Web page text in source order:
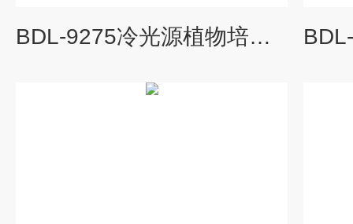
BDL-9275冷光源植物培养箱报价